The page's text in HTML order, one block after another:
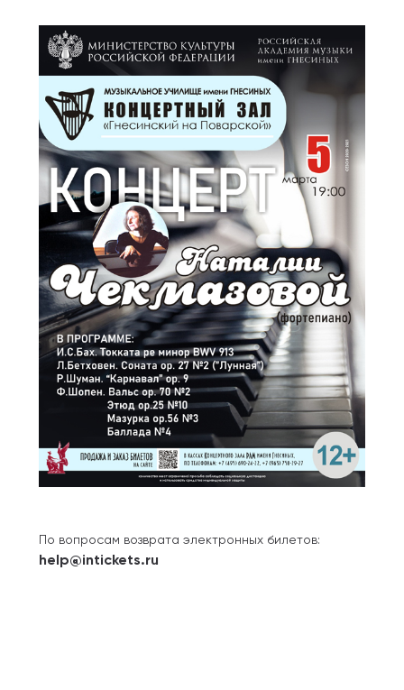
По вопросам возврата электронных билетов:
help@intickets.ru